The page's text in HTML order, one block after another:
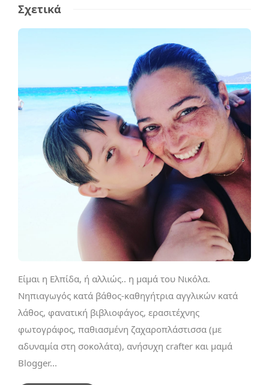
Σχετικά
Είμαι η Ελπίδα, ή αλλιώς.. η μαμά του Νικόλα.
Νηπιαγωγός κατά βάθος-καθηγήτρια αγγλικών κατά
λάθος, φανατική βιβλιοφάγος, ερασιτέχνης
φωτογράφος, παθιασμένη ζαχαροπλάστισσα (με
αδυναμία στη σοκολάτα), ανήσυχη crafter και μαμά
Blogger...